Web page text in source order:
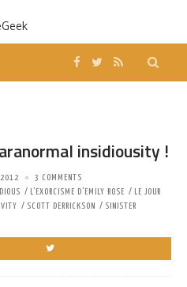
insidiousity !
2012
3 COMMENTS
L'EXORCISME D'EMILY ROSE
LE JOUR
SCOTT DERRICKSON
SINISTER